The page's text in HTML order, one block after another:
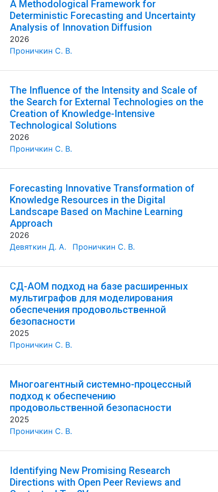
A Methodological Framework for
Deterministic Forecasting and Uncertainty
Analysis of Innovation Diffusion
2026
Проничкин С. В.
The Influence of the Intensity and Scale of
the Search for External Technologies on the
Creation of Knowledge-Intensive
Technological Solutions
2026
Проничкин С. В.
Forecasting Innovative Transformation of
Knowledge Resources in the Digital
Landscape Based on Machine Learning
Approach
2026
Девяткин Д. А.
Проничкин С. В.
СД-АОМ подход на базе расширенных
мультиграфов для моделирования
обеспечения продовольственной
безопасности
2025
Проничкин С. В.
Многоагентный системно-процессный
подход к обеспечению
продовольственной безопасности
2025
Проничкин С. В.
Identifying New Promising Research
Directions with Open Peer Reviews and